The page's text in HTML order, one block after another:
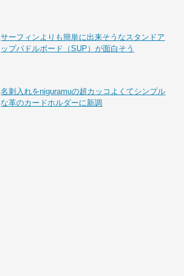
サーフィンよりも簡単に出来そうなスタンドア
ップパドルボード（SUP）が面白そう
名刺入れをniguramuの超カッコよくてシンプル
な革のカードホルダーに新調